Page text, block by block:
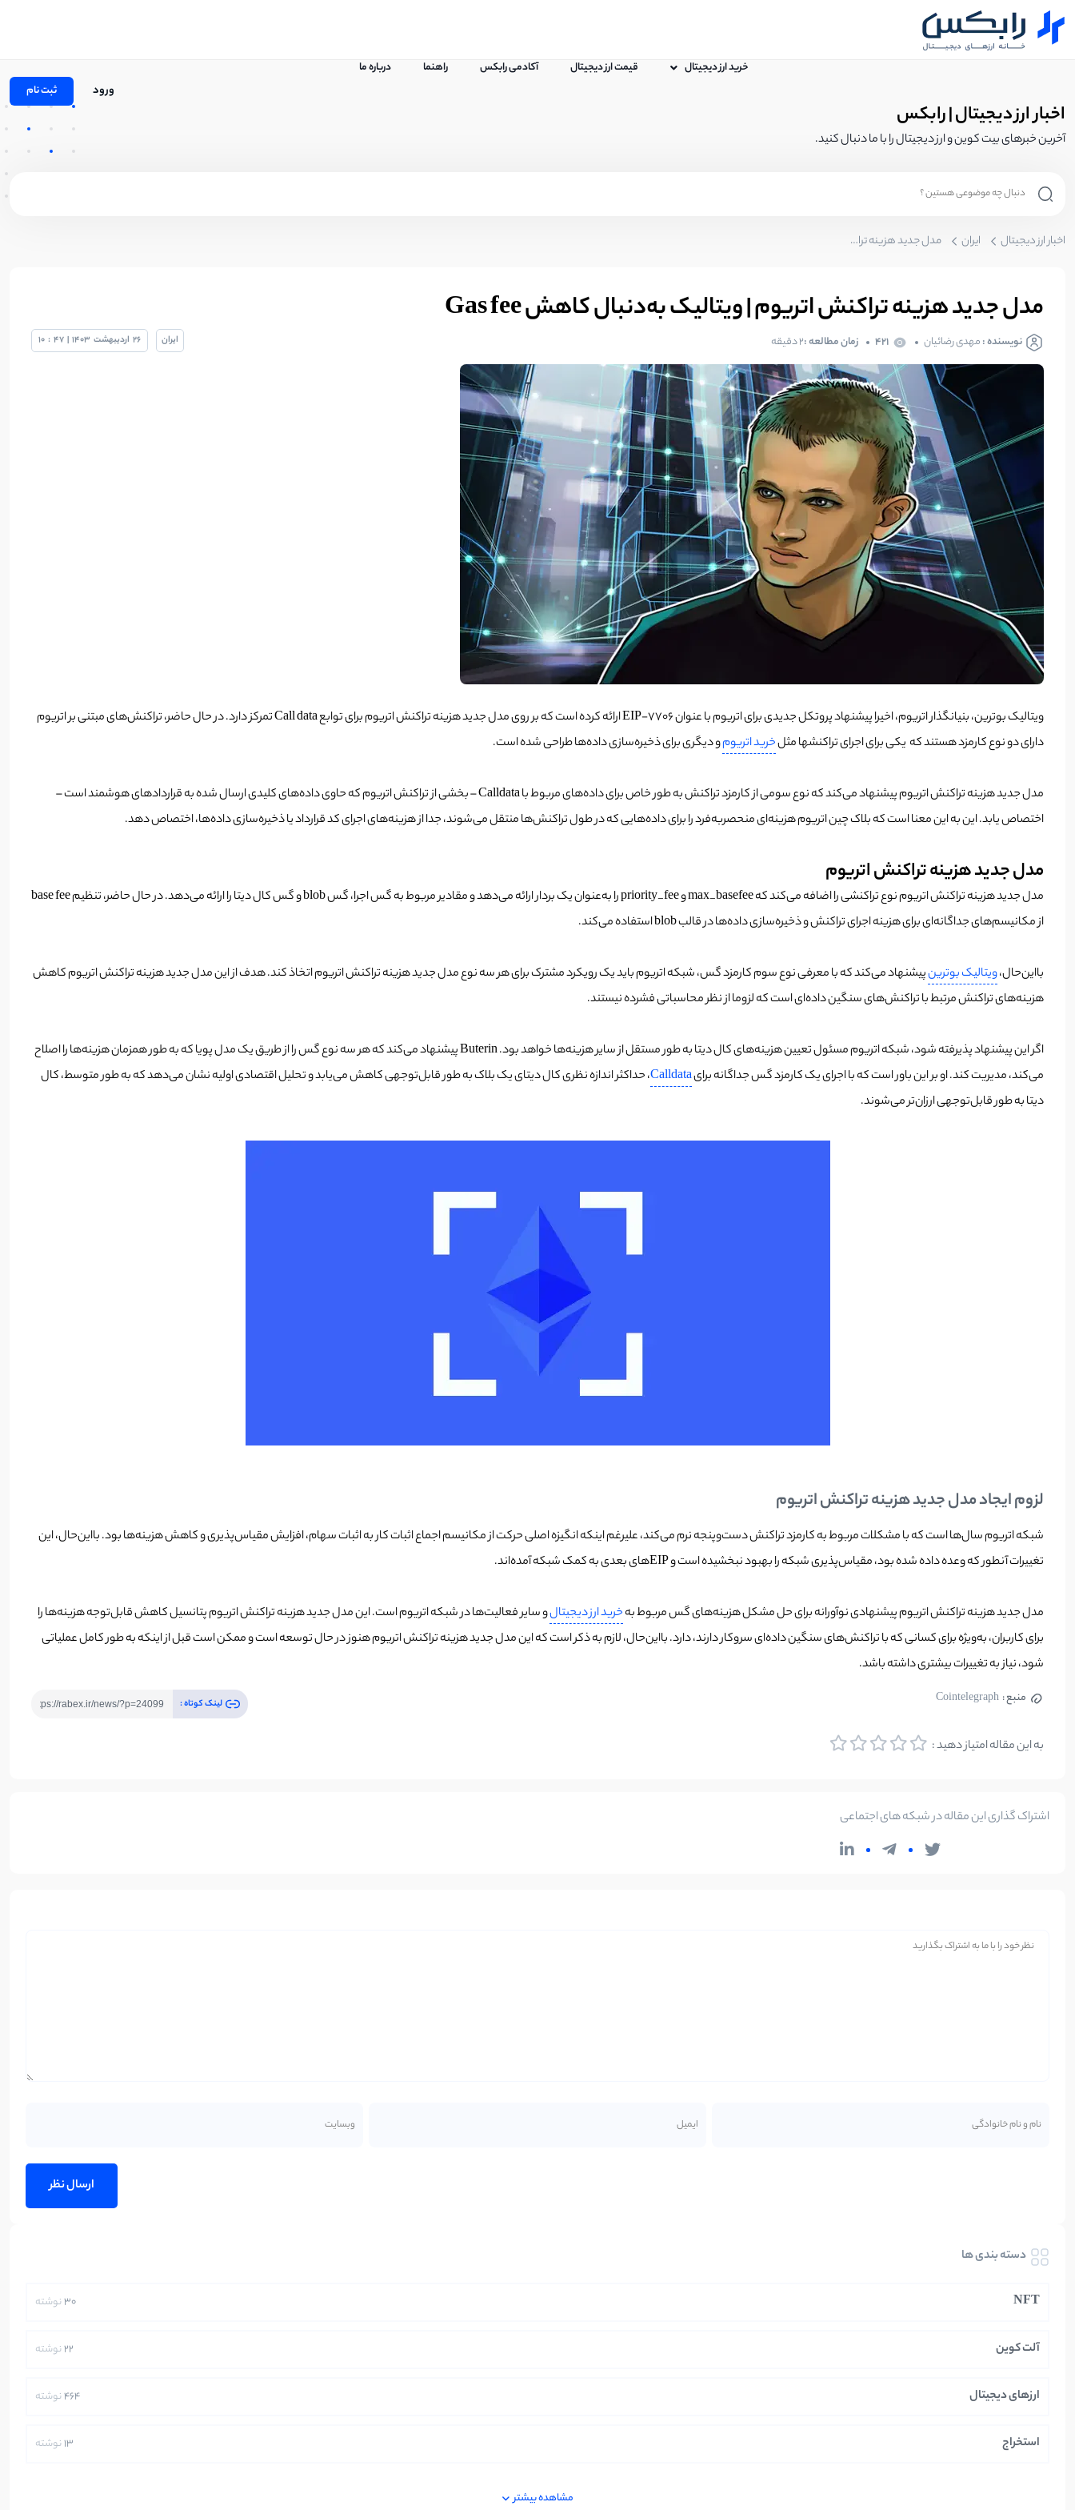
خرید ارز دیجیتال قیمت ارز دیجیتال آکادمی رابکس راهنما درباره ما
ورود ثبت نام
اخبار ارز دیجیتال | رابکس
آخرین خبرهای بیت کوین و ارز دیجیتال را با ما دنبال کنید.
اخبار ارز دیجیتال ایران مدل جدید هزینه تراکنش اتریوم | ویتالیک به‌دنبال کاهش Gas fee
مدل جدید هزینه تراکنش اتریوم | ویتالیک به‌دنبال کاهش Gas fee
نویسنده :مهدی رضائیان 421 زمان مطالعه :2 دقیقه ایران 26 اردیبهشت 1403
|
47
:
10
ویتالیک بو‌ترین، بنیانگذار اتریوم، اخیرا پیشنهاد پروتکل جدیدی برای اتریوم با عنوان EIP-7706 ارائه کرده است که بر روی مدل جدید هزینه تراکنش اتریوم برای توابع Call data تمرکز دارد. در حال حاضر، تراکنش‌های مبتنی بر اتریوم
دارای دو نوع کارمزد هستند که یکی برای اجرای تراکنشها مثلخرید اتریومو دیگری برای ذخیره‌سازی داده‌ها طراحی شده است.
مدل جدید هزینه تراکنش اتریوم پیشنهاد می‌کند که نوع سومی از کارمزد تراکنش به طور خاص برای داده‌های مربوط با Calldata – بخشی از تراکنش اتریوم که حاوی داده‌های کلیدی ارسال شده به قرارداد‌های هوشمند است –
اختصاص یابد. این به این معنا است که بلاک چین اتریوم هزینه‌ای منحصر‌به‌فرد را برای داده‌هایی که در طول تراکنش‌ها منتقل می‌شوند، جدا از هزینه‌های اجرای کد قرارداد یا ذخیره‌سازی داده‌ها، اختصاص دهد.
مدل جدید هزینه تراکنش اتریوم
‌مدل جدید هزینه تراکنش اتریوم نوع تراکنشی را اضافه می‌کند که max_basefee و priority_fee را به‌عنوان یک بردار ارائه می‌دهد و مقادیر مربوط به گس اجرا، گس blob و گس کال دیتا را ارائه می‌دهد. در حال حاضر، تنظیم base fee
از مکانیسم‌های جداگانه‌ای برای هزینه اجرای تراکنش و ذخیره‌سازی داده‌ها در قالب blob استفاده می‌کند.
با‌این‌حال،ویتالیک بوترینپیشنهاد می‌کند که با معرفی نوع سوم کارمزد گس، شبکه اتریوم باید یک رویکرد مشترک برای هر سه نوع مدل جدید هزینه تراکنش اتریوم اتخاذ کند. هدف از این مدل جدید هزینه تراکنش اتریوم کاهش
هزینه‌های تراکنش مرتبط با تراکنش‌های سنگین داده‌ای است که لزوما از نظر محاسباتی فشرده نیستند.
اگر این پیشنهاد پذیرفته شود، شبکه اتریوم مسئول تعیین هزینه‌های کال دیتا به طور مستقل از سایر هزینه‌ها خواهد بود. Buterin پیشنهاد می‌کند که هر سه نوع گس را از طریق یک مدل پویا که به طور همزمان هزینه‌ها را اصلاح
می‌کند، مدیریت کند. او بر این باور است که با اجرای یک کارمزد گس جداگانه برایCalldata، حداکثر اندازه نظری کال دیتای یک بلاک به طور قابل‌توجهی کاهش می‌یابد و تحلیل اقتصادی اولیه نشان می‌دهد که به طور متوسط، کال
دیتا به طور قابل‌توجهی ارزان‌تر می‌شوند.
لزوم ایجاد مدل جدید هزینه تراکنش اتریوم
شبکه اتریوم سال‌ها است که با مشکلات مربوط به‌ کارمزد تراکنش دست‌و‌پنجه نرم می‌کند، علیرغم اینکه انگیزه اصلی حرکت از مکانیسم اجماع اثبات کار به اثبات سهام، افزایش مقیاس‌پذیری و کاهش هزینه‌ها بود. با‌این‌حال، این
تغییرات آنطور که وعده داده شده بود، مقیاس‌پذیری شبکه را بهبود نبخشیده است و EIP‌های بعدی به کمک شبکه آمده‌اند.
مدل جدید هزینه تراکنش اتریوم پیشنهادی نوآورانه برای حل مشکل هزینه‌های گس مربوط بهخرید ارز دیجیتالو سایر فعالیت‌ها در شبکه اتریوم است. این مدل جدید هزینه تراکنش اتریوم پتانسیل کاهش قابل‌توجه هزینه‌ها را
برای کاربران، به‌ویژه برای کسانی که با تراکنش‌های سنگین داده‌ای سروکار دارند، دارد. با‌این‌حال، لازم به ذکر است که این مدل جدید هزینه تراکنش اتریوم هنوز در حال توسعه است و ممکن است قبل از اینکه به طور کامل عملیاتی
شود، نیاز به تغییرات بیشتری داشته باشد.
منبع : Cointelegraph
به این مقاله امتیاز دهید :
لینک کوتاه :
اشتراک گذاری این مقاله در شبکه های اجتماعی
دسته بندی ها
NFT
30نوشته
آلت کوین 22نوشته
ارزهای دیجیتال 464نوشته
استخراج 13نوشته
مشاهده بیشتر